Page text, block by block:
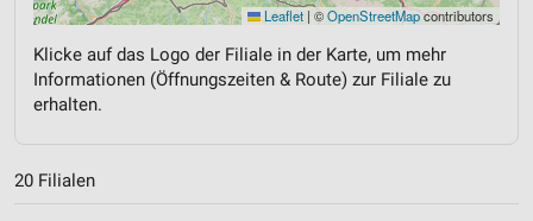
Leaflet | ©OpenStreetMapcontributors
Klicke auf das Logo der Filiale in der Karte, um mehr
Informationen (Öffnungszeiten & Route) zur Filiale zu
erhalten.
20 Filialen